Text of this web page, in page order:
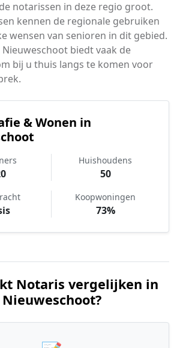
notarissen in deze regio groot.
kennen de regionale gebruiken
wensen van senioren in dit gebied.
biedt vaak de
bij u thuis langs te komen voor
& Wonen in
Huishoudens
50
Koopwoningen
73%
Notaris vergelijken in
Nieuweschoot?